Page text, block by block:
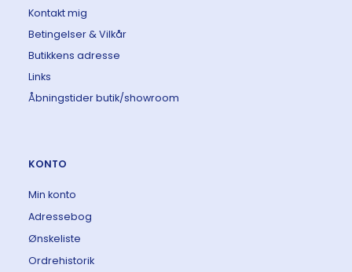
Kontakt mig
Betingelser & Vilkår
Butikkens adresse
Links
Åbningstider butik/showroom
KONTO
Min konto
Adressebog
Ønskeliste
Ordrehistorik